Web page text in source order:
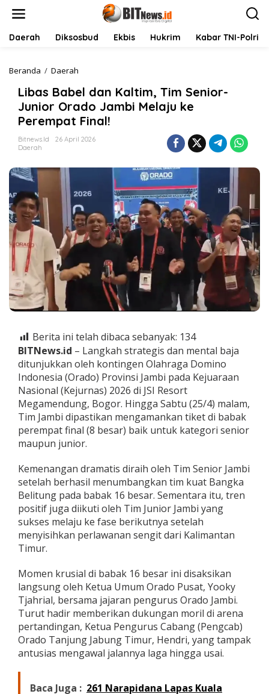
Daerah Diksosbud Ekbis Hukrim Kabar TNI-Polri
Beranda / Daerah
b
a
s
B
a
l
a
K
a
l
t
m
,
m
n
i
o
r
J
u
n
i
o
r
r
a
d
o
J
a
m
M
e
l
a
j
u
k
e
P
e
Libas Babel dan Kaltim, Tim Senior-
Junior Orado Jambi Melaju ke
Perempat Final!
Bitnews.id
26 April 2026
Daerah
Berita ini telah dibaca sebanyak: 134
BITNews.id – Langkah strategis dan mental baja
ditunjukkan oleh kontingen Olahraga Domino
Indonesia (Orado) Provinsi Jambi pada Kejuaraan
Nasional (Kejurnas) 2026 di JSI Resort
Megamendung, Bogor. Hingga Sabtu (25/4) malam,
Tim Jambi dipastikan mengamankan tiket di babak
perempat final (8 besar) baik untuk kategori senior
maupun junior.
​Kemenangan dramatis diraih oleh Tim Senior Jambi
setelah berhasil menumbangkan tim kuat Bangka
Belitung pada babak 16 besar. Sementara itu, tren
positif juga diikuti oleh Tim Junior Jambi yang
sukses melaju ke fase berikutnya setelah
menyisihkan perlawanan sengit dari Kalimantan
Timur.
Momen krusial di babak 16 besar ini disaksikan
langsung oleh Ketua Umum Orado Pusat, Yooky
Tjahrial, bersama jajaran pengurus Orado Jambi.
Turut hadir memberikan dukungan moril di arena
pertandingan, Ketua Pengurus Cabang (Pengcab)
Orado Tanjung Jabung Timur, Hendri, yang tampak
antusias mengawal jalannya laga hingga usai.
Baca Juga : 261 Narapidana Lapas Kuala